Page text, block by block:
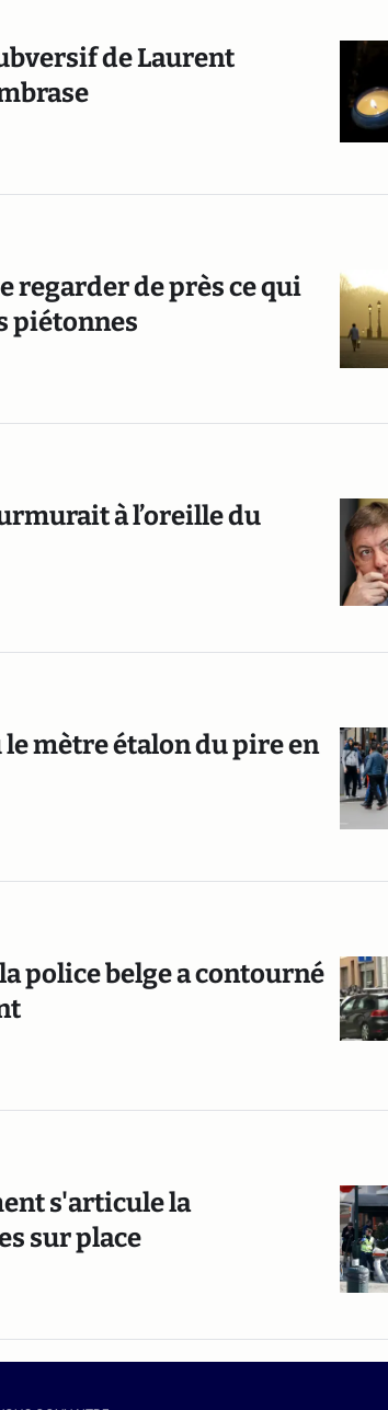
de Laurent
regarder de près ce qui
piétonnes
à l’oreille du
mètre étalon du pire en
police belge a contourné
s'articule la
sur place